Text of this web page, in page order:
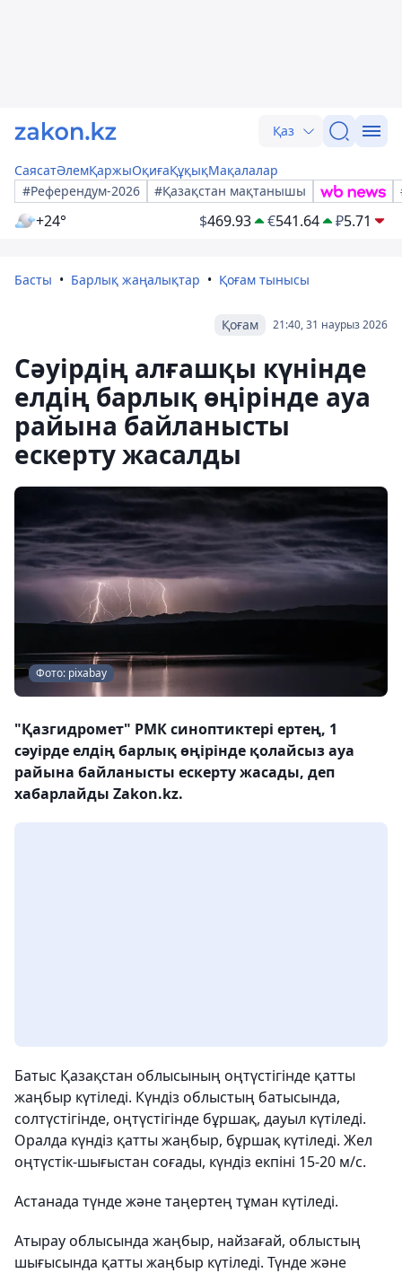
Қаз
СаясатӘлемҚаржыОқиғаҚұқықМақалалар
#Референдум-2026
#Қазақстан мақтанышы
+24° $469.93 €541.64 ₽5.71
Басты Барлық жаңалықтар Қоғам тынысы
21:40, 31 наурыз 2026
Қоғам
Сәуірдің алғашқы күнінде
елдің барлық өңірінде ауа
райына байланысты
ескерту жасалды
Фото: pixabay
"Қазгидромет" РМК синоптиктері ертең, 1
сәуірде елдің барлық өңірінде қолайсыз ауа
райына байланысты ескерту жасады, деп
хабарлайды Zakon.kz.
Батыс Қазақстан облысының оңтүстігінде қатты
жаңбыр күтіледі. Күндіз облыстың батысында,
солтүстігінде, оңтүстігінде бұршақ, дауыл күтіледі.
Оралда күндіз қатты жаңбыр, бұршақ күтіледі. Жел
оңтүстік-шығыстан соғады, күндіз екпіні 15-20 м/с.
Астанада түнде және таңертең тұман күтіледі.
Атырау облысында жаңбыр, найзағай, облыстың
шығысында қатты жаңбыр күтіледі. Түнде және